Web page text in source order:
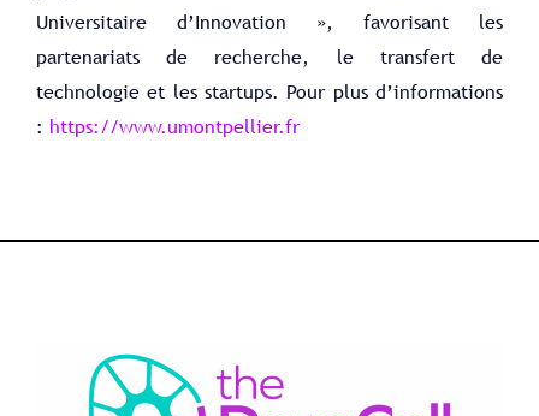
Universitaire d’Innovation », favorisant les
partenariats de recherche, le transfert de
technologie et les startups. Pour plus d’informations
: https://www.umontpellier.fr